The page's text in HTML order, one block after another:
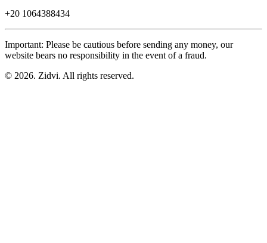
+20 1064388434
Important: Please be cautious before sending any money, our
website bears no responsibility in the event of a fraud.
© 2026. Zidvi. All rights reserved.